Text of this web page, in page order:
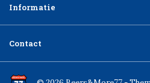
Informatie
Contact